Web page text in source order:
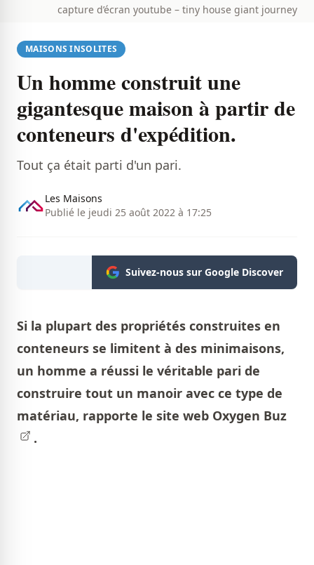
capture d’écran youtube – tiny house giant journey
MAISONS INSOLITES
Un homme construit une
gigantesque maison à partir de
conteneurs d'expédition.
Tout ça était parti d'un pari.
Les Maisons
Publié le jeudi 25 août 2022 à 17:25
Suivez-nous sur Google Discover
Si la plupart des propriétés construites en
conteneurs se limitent à des minimaisons,
un homme a réussi le véritable pari de
construire tout un manoir avec ce type de
matériau, rapporte le site web Oxygen Buz
.